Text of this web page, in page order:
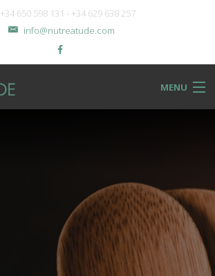
+34 650 598 131 - +34 629 638 257
info@nutreatude.com
MENU
Back